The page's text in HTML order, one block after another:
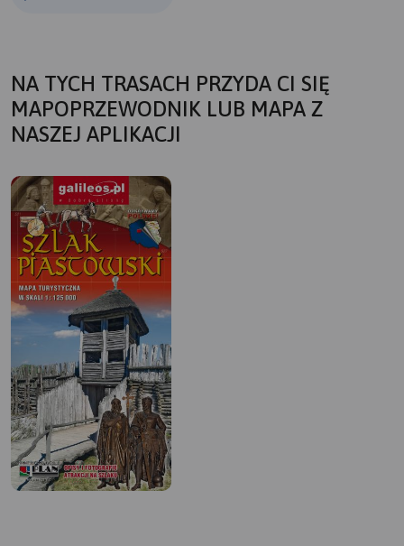
NA TYCH TRASACH PRZYDA CI SIĘ
MAPOPRZEWODNIK LUB MAPA Z
NASZEJ APLIKACJI